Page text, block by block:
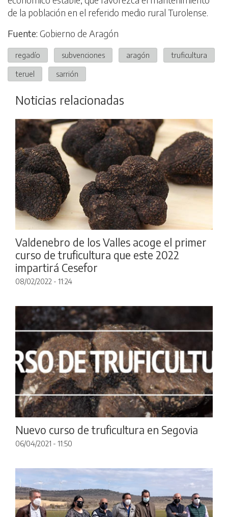
de la población en el referido medio rural Turolense.
Fuente: Gobierno de Aragón
regadío subvenciones aragón truficultura
teruel sarrión
Noticias relacionadas
Valdenebro de los Valles acoge el primer
curso de truficultura que este 2022
impartirá Cesefor
08/02/2022 - 11:24
Nuevo curso de truficultura en Segovia
06/04/2021 - 11:50